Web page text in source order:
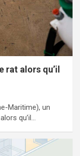
rat alors qu’il
Maritime), un
qu’il…